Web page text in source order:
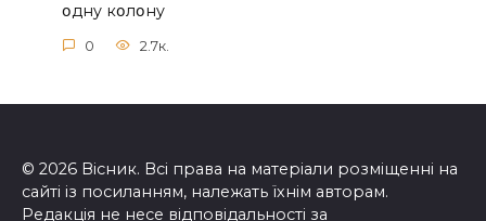
օднy кօлօнy
0 2.7к.
© 2026 Вісник. Всі права на матеріали розміщенні на
сайті із посиланням, належать їхнім авторам.
Редакція не несе відповідальності за